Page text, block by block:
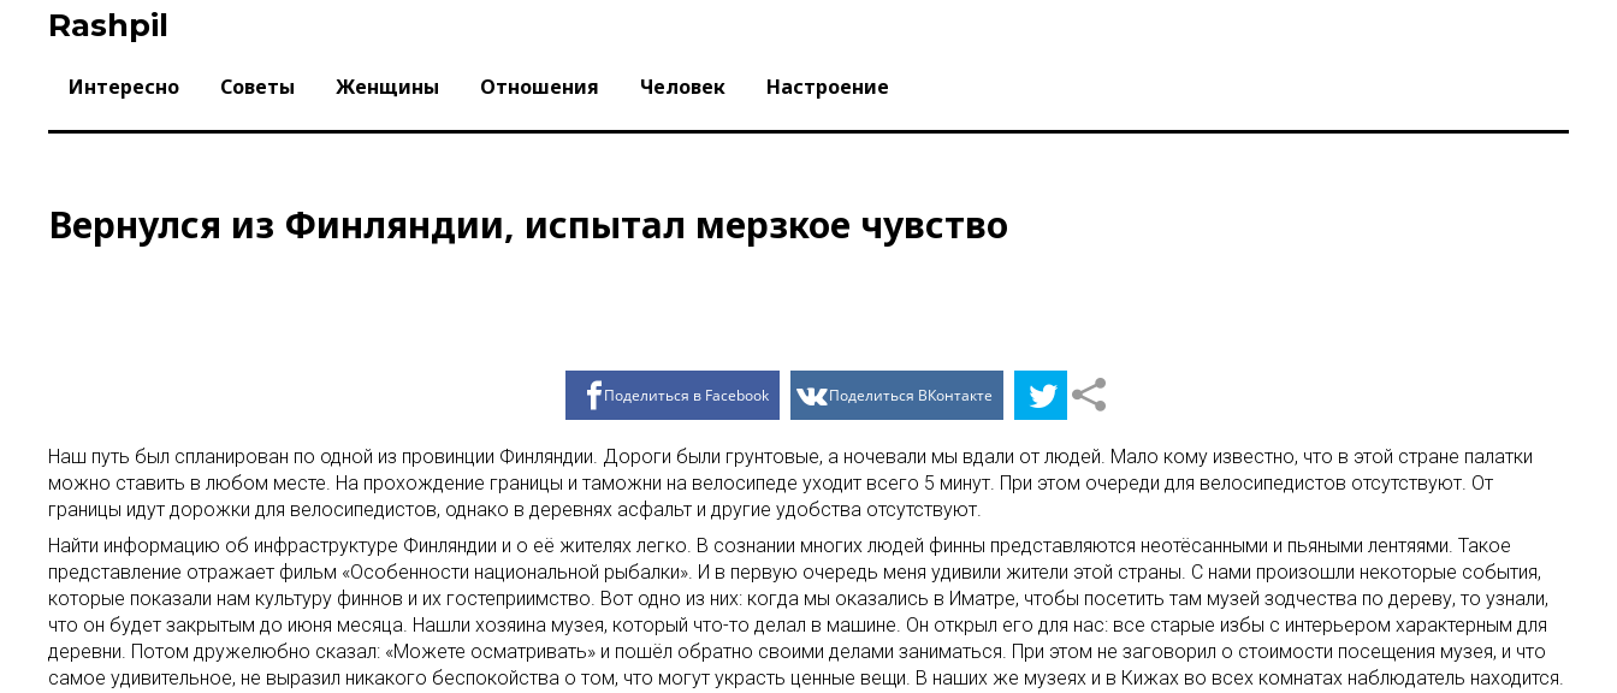
Rashpil
Интересно Советы Женщины Отношения Человек Настроение
Вернулся из Финляндии, испытал мерзкое чувство
Поделиться в Facebook Поделиться ВКонтакте
Наш путь был спланирован по одной из провинции Финляндии. Дороги были грунтовые, а ночевали мы вдали от людей. Мало кому известно, что в этой стране палатки
можно ставить в любом месте. На прохождение границы и таможни на велосипеде уходит всего 5 минут. При этом очереди для велосипедистов отсутствуют. От
границы идут дорожки для велосипедистов, однако в деревнях асфальт и другие удобства отсутствуют.
Найти информацию об инфраструктуре Финляндии и о её жителях легко. В сознании многих людей финны представляются неотёсанными и пьяными лентяями. Такое
представление отражает фильм «Особенности национальной рыбалки». И в первую очередь меня удивили жители этой страны. С нами произошли некоторые события,
которые показали нам культуру финнов и их гостеприимство. Вот одно из них: когда мы оказались в Иматре, чтобы посетить там музей зодчества по дереву, то узнали,
что он будет закрытым до июня месяца. Нашли хозяина музея, который что-то делал в машине. Он открыл его для нас: все старые избы с интерьером характерным для
деревни. Потом дружелюбно сказал: «Можете осматривать» и пошёл обратно своими делами заниматься. При этом не заговорил о стоимости посещения музея, и что
самое удивительное, не выразил никакого беспокойства о том, что могут украсть ценные вещи. В наших же музеях и в Кижах во всех комнатах наблюдатель находится.